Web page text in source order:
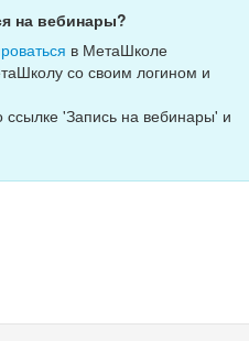
на вебинары?
в МетаШколе
со своим логином и
ссылке 'Запись на вебинары' и